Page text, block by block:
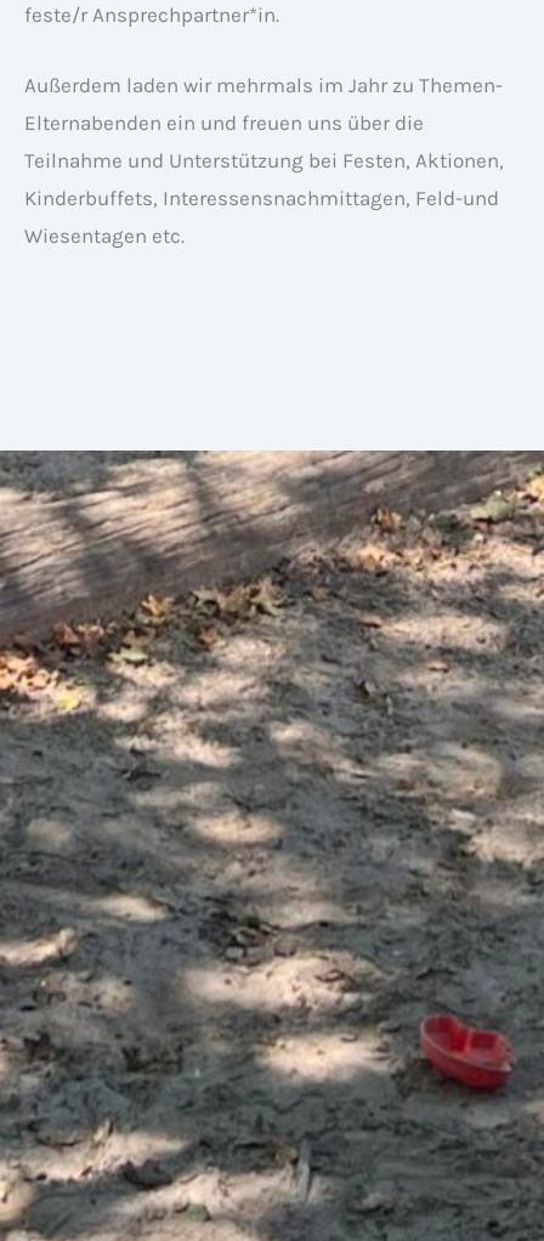
feste/r Ansprechpartner*in.
Außerdem laden wir mehrmals im Jahr zu Themen-
Elternabenden ein und freuen uns über die
Teilnahme und Unterstützung bei Festen, Aktionen,
Kinderbuffets, Interessensnachmittagen, Feld-und
Wiesentagen etc.